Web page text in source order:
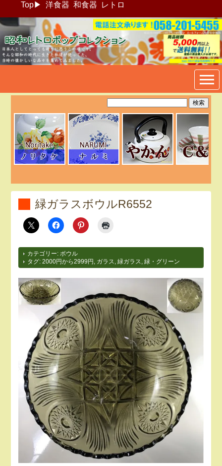
Top▶ 洋食器 和食器 レトロ
昭和レトロポップ食器生活雑
貨通販＠フリマート
緑ガラスボウルR6552
カテゴリー: ボウル
タグ:2000円から2999円 ガラス ,緑ガラス ,緑・グリーン